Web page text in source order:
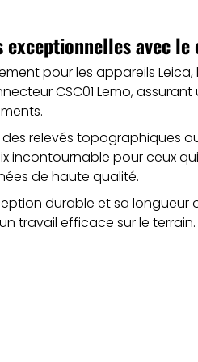
avec le
pour les appareils Leica,
CSC01 Lemo,
relevés topographiques
incontournable pour ceux
de haute qualité.
durable et sa longueur
travail efficace sur le terrain.